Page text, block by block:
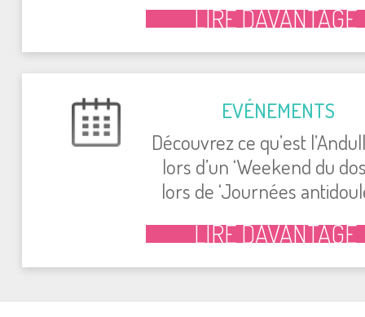
LIRE DAVANTAGE
EVÉNEMENTS
Découvrez ce qu’est
lors d’un ‘Weekend du
lors de ‘Journées
LIRE DAVANTAGE